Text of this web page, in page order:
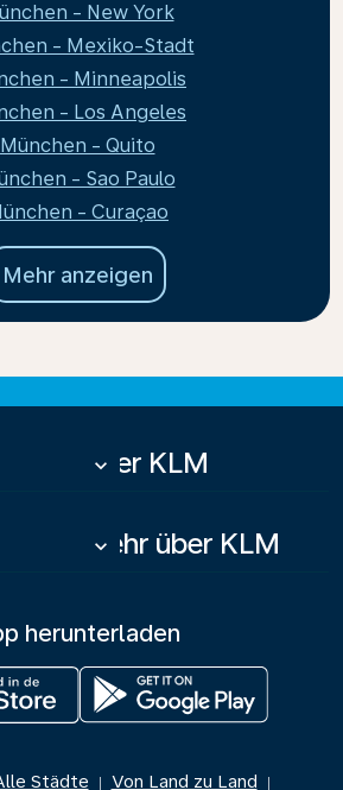
- New York
- Mexiko-Stadt
- Minneapolis
- Los Angeles
München - Quito
- Sao Paulo
- Curaçao
Mehr anzeigen
Über KLM
keyboard_arrow_down
Mehr über KLM
keyboard_arrow_down
herunterladen
Städte | Von Land zu Land |